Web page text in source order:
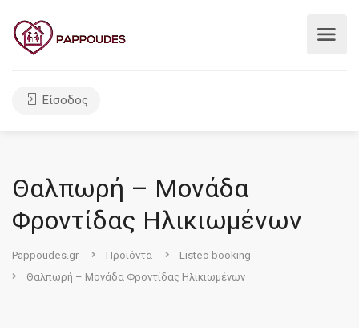
Είσοδος
Θαλπωρή – Μονάδα
Φροντίδας Ηλικιωμένων
Pappoudes.gr Προϊόντα
Listeo booking
Θαλπωρή – Μονάδα Φροντίδας Ηλικιωμένων